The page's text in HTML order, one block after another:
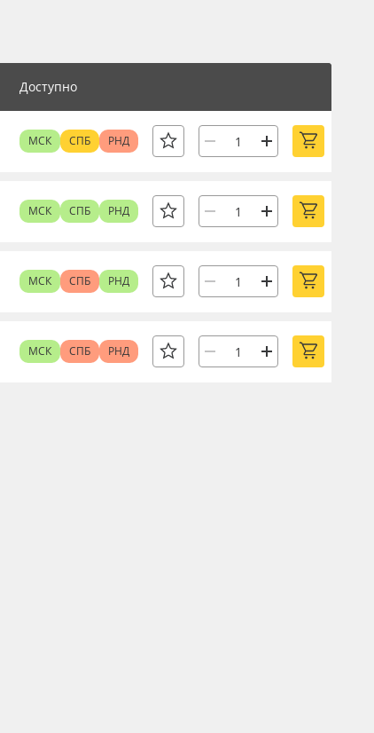
Доступно
МСК СПБ РНД
МСК СПБ РНД
МСК СПБ РНД
МСК СПБ РНД